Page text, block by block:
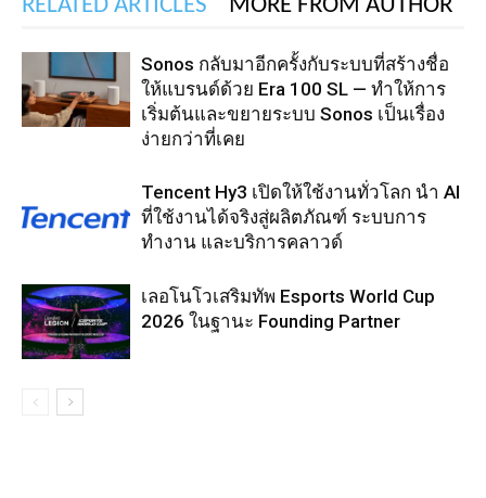
RELATED ARTICLES MORE FROM AUTHOR
Sonos กลับมาอีกครั้งกับระบบที่สร้างชื่อ
ให้แบรนด์ด้วย Era 100 SL — ทำให้การ
เริ่มต้นและขยายระบบ Sonos เป็นเรื่อง
ง่ายกว่าที่เคย
Tencent Hy3 เปิดให้ใช้งานทั่วโลก นำ AI
ที่ใช้งานได้จริงสู่ผลิตภัณฑ์ ระบบการ
ทำงาน และบริการคลาวด์
เลอโนโวเสริมทัพ Esports World Cup
2026 ในฐานะ Founding Partner